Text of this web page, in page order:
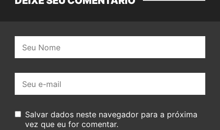
mail:
Salvar dados neste navegador para a próxima
vez que eu for comentar.